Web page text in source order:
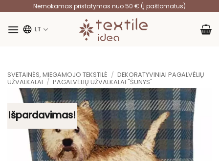
content
Nemokamas pristatymas nuo 50 € (į paštomatus)
LT
SVETAINĖS, MIEGAMOJO TEKSTILĖ / DEKORATYVINIAI PAGALVĖLIŲ
UŽVALKALAI / PAGALVĖLIŲ UŽVALKALAI "ŠUNYS"
Išpardavimas!